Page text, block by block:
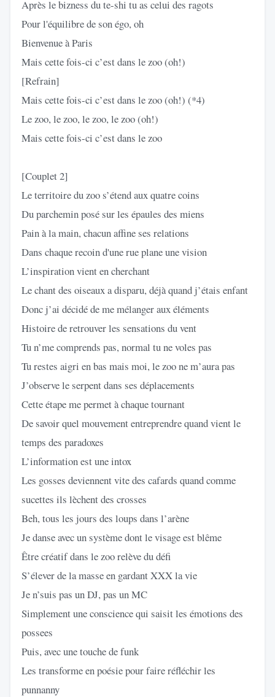
Après le bizness du te-shi tu as celui des ragots
Pour l'équilibre de son égo, oh
Bienvenue à Paris
Mais cette fois-ci c’est dans le zoo (oh!)
[Refrain]
Mais cette fois-ci c’est dans le zoo (oh!) (*4)
Le zoo, le zoo, le zoo, le zoo (oh!)
Mais cette fois-ci c’est dans le zoo
[Couplet 2]
Le territoire du zoo s’étend aux quatre coins
Du parchemin posé sur les épaules des miens
Pain à la main, chacun affine ses relations
Dans chaque recoin d'une rue plane une vision
L’inspiration vient en cherchant
Le chant des oiseaux a disparu, déjà quand j’étais enfant
Donc j’ai décidé de me mélanger aux éléments
Histoire de retrouver les sensations du vent
Tu n’me comprends pas, normal tu ne voles pas
Tu restes aigri en bas mais moi, le zoo ne m’aura pas
J’observe le serpent dans ses déplacements
Cette étape me permet à chaque tournant
De savoir quel mouvement entreprendre quand vient le
temps des paradoxes
L’information est une intox
Les gosses deviennent vite des cafards quand comme
sucettes ils lèchent des crosses
Beh, tous les jours des loups dans l’arène
Je danse avec un système dont le visage est blême
Être créatif dans le zoo relève du défi
S’élever de la masse en gardant XXX la vie
Je n’suis pas un DJ, pas un MC
Simplement une conscience qui saisit les émotions des
possees
Puis, avec une touche de funk
Les transforme en poésie pour faire réfléchir les
punnanny